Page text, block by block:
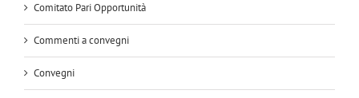
Comitato Pari Opportunità
Commenti a convegni
Convegni